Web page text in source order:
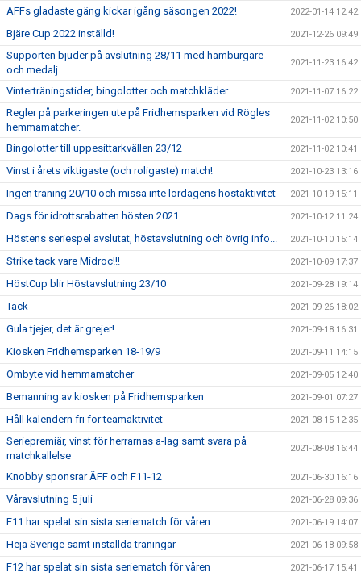
ÄFFs gladaste gäng kickar igång säsongen 2022! 2022-01-14 12:42
Bjäre Cup 2022 inställd! 2021-12-26 09:49
Supporten bjuder på avslutning 28/11 med hamburgare
och medalj
2021-11-23 16:42
Vinterträningstider, bingolotter och matchkläder 2021-11-07 16:22
Regler på parkeringen ute på Fridhemsparken vid Rögles
hemmamatcher.
2021-11-02 10:50
Bingolotter till uppesittarkvällen 23/12 2021-11-02 10:41
Vinst i årets viktigaste (och roligaste) match! 2021-10-23 13:16
Ingen träning 20/10 och missa inte lördagens höstaktivitet 2021-10-19 15:11
Dags för idrottsrabatten hösten 2021 2021-10-12 11:24
Höstens seriespel avslutat, höstavslutning och övrig info... 2021-10-10 15:14
Strike tack vare Midroc!!! 2021-10-09 17:37
HöstCup blir Höstavslutning 23/10 2021-09-28 19:14
Tack 2021-09-26 18:02
Gula tjejer, det är grejer! 2021-09-18 16:31
Kiosken Fridhemsparken 18-19/9 2021-09-11 14:15
Ombyte vid hemmamatcher 2021-09-05 12:40
Bemanning av kiosken på Fridhemsparken 2021-09-01 07:27
Håll kalendern fri för teamaktivitet 2021-08-15 12:35
Seriepremiär, vinst för herrarnas a-lag samt svara på
matchkallelse
2021-08-08 16:44
Knobby sponsrar ÄFF och F11-12 2021-06-30 16:16
Våravslutning 5 juli 2021-06-28 09:36
F11 har spelat sin sista seriematch för våren 2021-06-19 14:07
Heja Sverige samt inställda träningar 2021-06-18 09:58
F12 har spelat sin sista seriematch för våren 2021-06-17 15:41